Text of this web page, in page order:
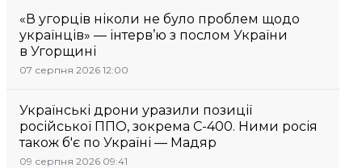
«В угорців ніколи не було проблем щодо
українців» — інтерв’ю з послом України
в Угорщині
07 серпня 2026 12:00
Українські дрони уразили позиції
російської ППО, зокрема С-400. Ними росія
також б'є по Україні — Мадяр
09 серпня 2026 09:41